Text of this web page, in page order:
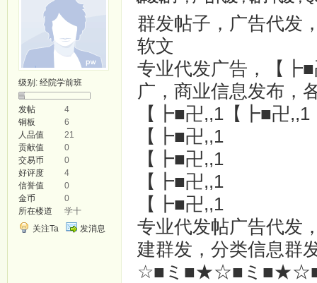
级别: 经院学前班
发帖
4
铜板
6
人品值
21
贡献值
0
交易币
0
好评度
4
信誉值
0
金币
0
所在楼道
学十
关注Ta
发消息
群发帖子，广告代发
软文
专业代发广告，【┣■
广，商业信息发布，
【┣■卍,,1【┣■卍,,1
【┣■卍,,1
【┣■卍,,1
【┣■卍,,1
【┣■卍,,1
专业代发帖广告代发
建群发，分类信息群
☆■ミ■★☆■ミ